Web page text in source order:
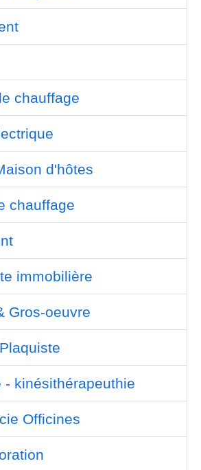
chauffage
d'hôtes
chauffage
immobilière
Gros-oeuvre
- kinésithérapeuthie
Officines